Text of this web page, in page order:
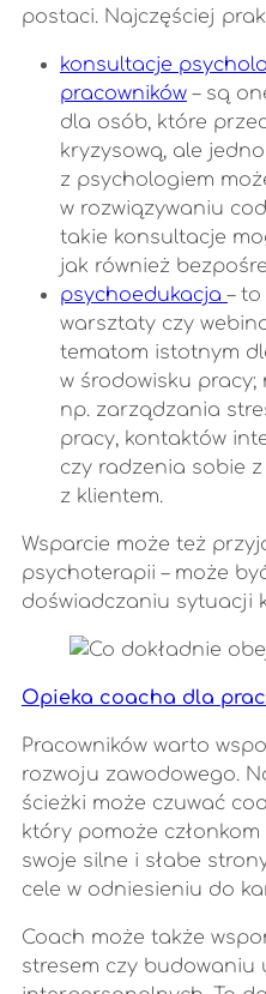
postaci. Najczęściej
konsultacje
pracowników– są
dla osób, które
kryzysową, ale
z psychologiem
w rozwiązywaniu
takie konsultacje
jak również
psychoedukacja–
warsztaty czy
tematom istotnym
w środowisku
np. zarządzania
pracy, kontaktów
czy radzenia sobie
z klientem.
Wsparcie może też
psychoterapii – może
doświadczaniu sytuacji
Opieka coacha dla
Pracowników warto
rozwoju zawodowego.
ścieżki może czuwać
który pomoże członkom
swoje silne i słabe
cele w odniesieniu do
Coach może także
stresem czy budowaniu